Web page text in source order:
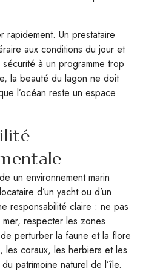
rapidement. Un prestataire
aux conditions du jour et
à un programme trop
la beauté du lagon ne doit
l’océan reste un espace
un environnement marin
d’un yacht ou d’un
responsabilité claire : ne pas
respecter les zones
perturber la faune et la flore
les coraux, les herbiers et les
patrimoine naturel de l’île.